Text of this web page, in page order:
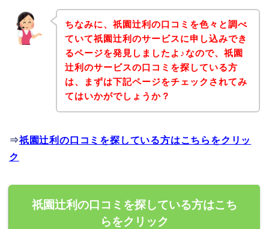
ちなみに、祇園辻利の口コミを色々と調べ
ていて祇園辻利のサービスに申し込みでき
るページを発見しましたよ♪なので、祇園
辻利のサービスの口コミを探している方
は、まずは下記ページをチェックされてみ
てはいかがでしょうか？
⇒祇園辻利の口コミを探している方はこちらをクリッ
ク
祇園辻利の口コミを探している方はこち
らをクリック